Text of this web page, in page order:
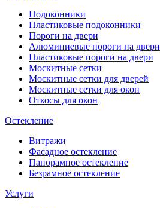
Подоконники
Пластиковые подоконники
Пороги на двери
Алюминиевые пороги на двери
Пластиковые пороги на двери
Москитные сетки
Москитные сетки для дверей
Москитные сетки для окон
Откосы для окон
Остекление
Витражи
Фасадное остекление
Панорамное остекление
Безрамное остекление
Услуги